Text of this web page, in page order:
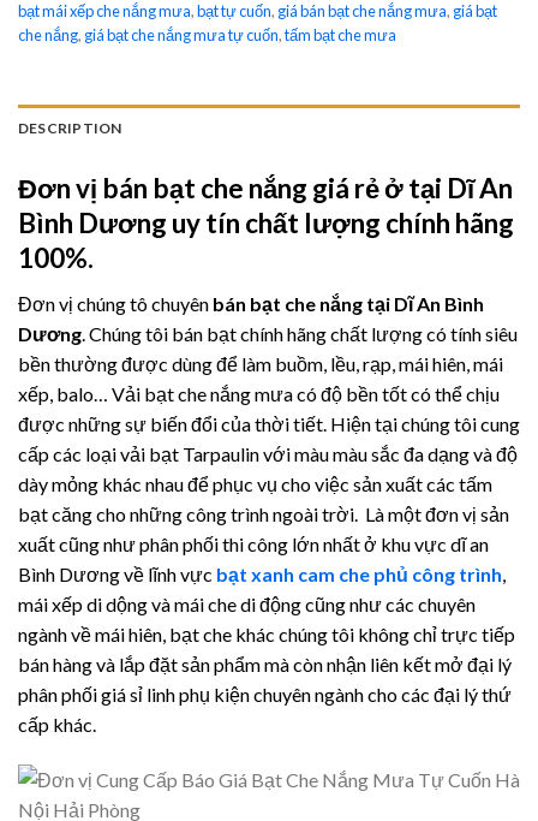
bạt mái xếp che nắng mưa,bạt tự cuốn, giá bán bạt che nắng mưa, giá bạt
che nắng, giá bạt che nắng mưa tự cuốn,tấm bạt che mưa
DESCRIPTION
Đơn vị bán bạt che nắng giá rẻ ở tại Dĩ An
Bình Dương uy tín chất lượng chính hãng
100%.
Đơn vị chúng tô chuyên bán bạt che nắng tại Dĩ An Bình
Dương. Chúng tôi bán bạt chính hãng chất lượng có tính siêu
bền thường được dùng để làm buồm, lều, rạp, mái hiên, mái
xếp, balo… Vải bạt che nắng mưa có độ bền tốt có thể chịu
được những sự biến đổi của thời tiết. Hiện tại chúng tôi cung
cấp các loại vải bạt Tarpaulin với màu màu sắc đa dạng và độ
dày mỏng khác nhau để phục vụ cho việc sản xuất các tấm
bạt căng cho những công trình ngoài trời. Là một đơn vị sản
xuất cũng như phân phối thi công lớn nhất ở khu vực dĩ an
Bình Dương về lĩnh vực bạt xanh cam che phủ công trình,
mái xếp di dộng và mái che di động cũng như các chuyên
ngành về mái hiên, bạt che khác chúng tôi không chỉ trực tiếp
bán hàng và lắp đặt sản phẩm mà còn nhận liên kết mở đại lý
phân phối giá sỉ linh phụ kiện chuyên ngành cho các đại lý thứ
cấp khác.